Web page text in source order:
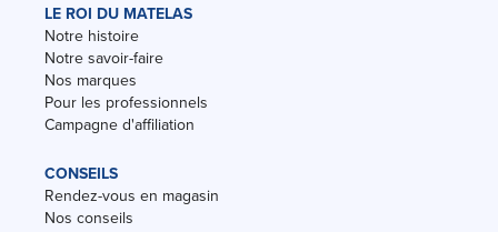
LE ROI DU MATELAS
Notre histoire
Notre savoir-faire
Nos marques
Pour les professionnels
Campagne d'affiliation
CONSEILS
Rendez-vous en magasin
Nos conseils